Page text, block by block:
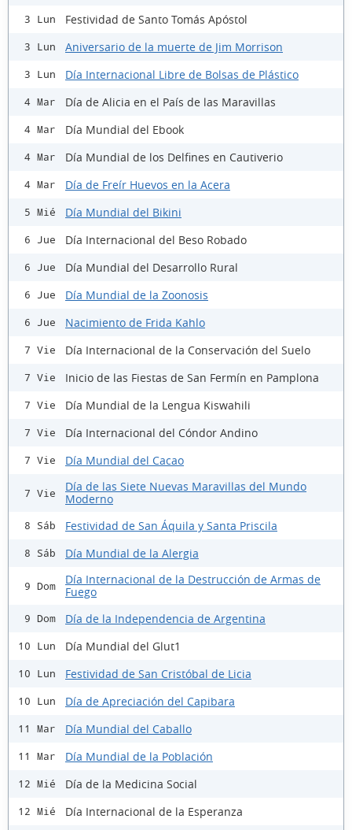
3 Lun Festividad de Santo Tomás Apóstol
3 Lun Aniversario de la muerte de Jim Morrison
3 Lun Día Internacional Libre de Bolsas de Plástico
4 Mar Día de Alicia en el País de las Maravillas
4 Mar Día Mundial del Ebook
4 Mar Día Mundial de los Delfines en Cautiverio
4 Mar Día de Freír Huevos en la Acera
5 Mié Día Mundial del Bikini
6 Jue Día Internacional del Beso Robado
6 Jue Día Mundial del Desarrollo Rural
6 Jue Día Mundial de la Zoonosis
6 Jue Nacimiento de Frida Kahlo
7 Vie Día Internacional de la Conservación del Suelo
7 Vie Inicio de las Fiestas de San Fermín en Pamplona
7 Vie Día Mundial de la Lengua Kiswahili
7 Vie Día Internacional del Cóndor Andino
7 Vie Día Mundial del Cacao
7 Vie
Día de las Siete Nuevas Maravillas del Mundo
Moderno
8 Sáb Festividad de San Áquila y Santa Priscila
8 Sáb Día Mundial de la Alergia
9 Dom
Día Internacional de la Destrucción de Armas de
Fuego
9 Dom Día de la Independencia de Argentina
10 Lun Día Mundial del Glut1
10 Lun Festividad de San Cristóbal de Licia
10 Lun Día de Apreciación del Capibara
11 Mar Día Mundial del Caballo
11 Mar Día Mundial de la Población
12 Mié Día de la Medicina Social
12 Mié Día Internacional de la Esperanza